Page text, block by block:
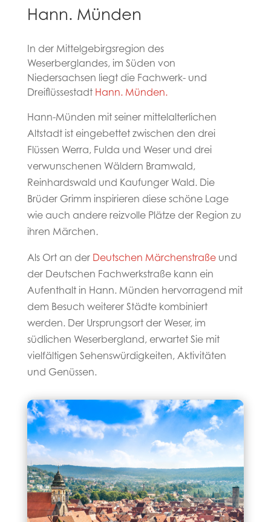
Hann. Münden
In der Mittelgebirgsregion des
Weserberglandes, im Süden von
Niedersachsen liegt die Fachwerk- und
Dreiflüssestadt Hann. Münden.
Hann-Münden mit seiner mittelalterlichen
Altstadt ist eingebettet zwischen den drei
Flüssen Werra, Fulda und Weser und drei
verwunschenen Wäldern Bramwald,
Reinhardswald und Kaufunger Wald. Die
Brüder Grimm inspirieren diese schöne Lage
wie auch andere reizvolle Plätze der Region zu
ihren Märchen.
Als Ort an der Deutschen Märchenstraßeund
der Deutschen Fachwerkstraße kann ein
Aufenthalt in Hann. Münden hervorragend mit
dem Besuch weiterer Städte kombiniert
werden. Der Ursprungsort der Weser, im
südlichen Weserbergland, erwartet Sie mit
vielfältigen Sehenswürdigkeiten, Aktivitäten
und Genüssen.